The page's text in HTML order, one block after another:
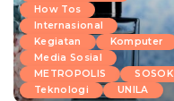
How Tos
Internasional
Kegiatan
Komputer
Media Sosial
METROPOLIS
SOSOK
Teknologi
UNILA